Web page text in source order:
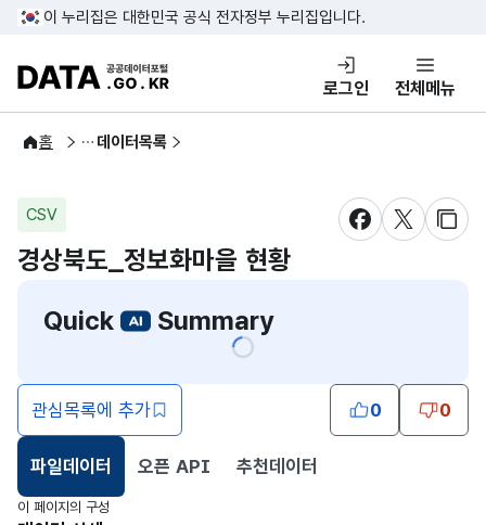
콘텐츠 바로가기
푸터 바로가기
이 누리집은 대한민국 공식 전자정부 누리집입니다.
DATA.GO.KR 공공데이터포털
로그인 전체메뉴
홈
공공데이터 데이터목록
CSV
새창 열림새창 열림
새창
경상북도_정보화마을 현황
Quick
Summary
관심목록에 추가 0 0
파일데이터
선택됨
오픈 API 추천데이터
이 페이지의 구성